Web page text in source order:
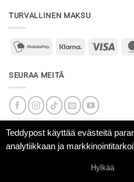
TURVALLINEN MAKSU
mobilepay2 Klarna Visa
SEURAA MEITÄ
Teddypost.se
Teddypost käyttää evästeitä
analytiikkaan ja
Hylkää